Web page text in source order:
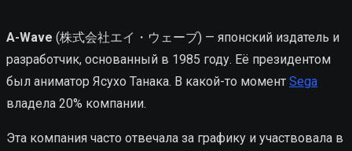
A-Wave (株式会社エイ・ウェーブ) — японский издатель и
разработчик, основанный в 1985 году. Её президентом
был аниматор Ясухо Танака. В какой-то момент Sega
владела 20% компании.
Эта компания часто отвечала за графику и участвовала в